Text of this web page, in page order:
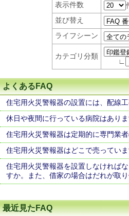
表示件数
並び替え
ライフシーン
カテゴリ分類
∟
よくあるFAQ
住宅用火災警報器の設置には、配線工
休日や夜間に行っている病院はありま
住宅用火災警報器は定期的に専門業者
住宅用火災警報器はどこで売っていま
住宅用火災警報器を設置しなければ
すか。また、借家の場合はだれが取
最近見たFAQ